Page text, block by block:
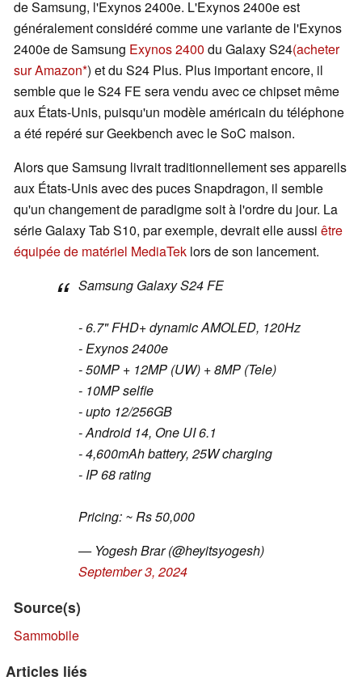
de Samsung, l'Exynos 2400e. L'Exynos 2400e est
généralement considéré comme une variante de l'Exynos
2400e de Samsung Exynos 2400 du Galaxy S24(acheter
sur Amazon ) et du S24 Plus. Plus important encore, il
semble que le S24 FE sera vendu avec ce chipset même
aux États-Unis, puisqu'un modèle américain du téléphone
a été repéré sur Geekbench avec le SoC maison.
Alors que Samsung livrait traditionnellement ses appareils
aux États-Unis avec des puces Snapdragon, il semble
qu'un changement de paradigme soit à l'ordre du jour. La
série Galaxy Tab S10, par exemple, devrait elle aussi être
équipée de matériel MediaTek lors de son lancement.
Samsung Galaxy S24 FE
- 6.7" FHD+ dynamic AMOLED, 120Hz
- Exynos 2400e
- 50MP + 12MP (UW) + 8MP (Tele)
- 10MP selfie
- upto 12/256GB
- Android 14, One UI 6.1
- 4,600mAh battery, 25W charging
- IP 68 rating
Pricing: ~ Rs 50,000
— Yogesh Brar (@heyitsyogesh)
September 3, 2024
Source(s)
Sammobile
Articles liés